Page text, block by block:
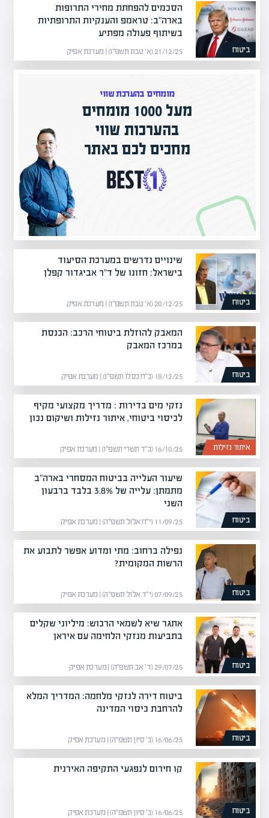
ביטוח
הסכמים להפחתת מחירי התרופות
בארה"ב: טראמפ והענקיות התרופתיות
בשיתוף פעולה מפתיע
21/12/25 (א׳ טבת תשפ״ו) | מערכת אפיק
מומחים בהערכת שווי
מעל 1000 מומחים
בהערכות שווי
מחכים לכם באתר
ביטוח
שינויים נדרשים במערכת הסיעוד
בישראל: חזונו של ד"ר אביגדור קפלן
20/12/25 (א׳ טבת תשפ״ו) | מערכת אפיק
ביטוח
המאבק להוזלת ביטוחי הרכב: הכנסת
במרכז המאבק
18/12/25 (כ״ח כסלו תשפ״ו) | מערכת אפיק
איתור נזילות
נזקי מים בדירות : מדריך מקצועי מקיף
לכיסוי ביטוחי, איתור נזילות ושיקום נכון
16/10/25 (כ״ד תשרי תשפ״ו) | מערכת אפיק
ביטוח
שיעור העלייה בביטוח המסחרי בארה"ב
מתמתן: עלייה של 3.8% בלבד ברבעון
השני
11/09/25 (י״ח אלול תשפ״ה) | מערכת אפיק
ביטוח
נפילה ברחוב: מתי ומדוע אפשר לתבוע את
הרשות המקומית?
07/09/25 (י״ד אלול תשפ״ה) | מערכת אפיק
ביטוח
אתגר שיא לשמאי הרכוש: מיליוני שקלים
בתביעות מנזקי הלחימה עם איראן
29/07/25 (ד׳ אב תשפ״ה) | מערכת אפיק
ביטוח
ביטוח דירה לנזקי מלחמה: המדריך המלא
להרחבת כיסוי המדינה
16/06/25 (כ׳ סיון תשפ״ה) | מערכת אפיק
ביטוח
קו חירום לנפגעי התקיפה האירנית
16/06/25 (כ׳ סיון תשפ״ה) | מערכת אפיק